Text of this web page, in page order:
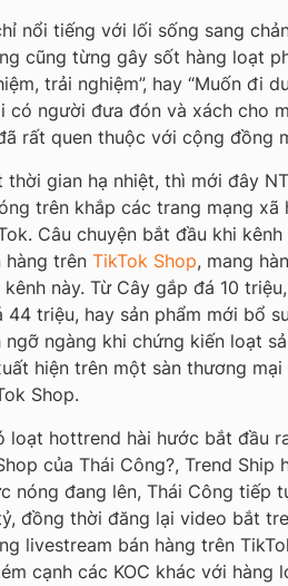
nổi tiếng với lối sống sang
cũng từng gây sốt hàng loạt
trải nghiệm”, hay “Muốn đi
có người đưa đón và xách cho
rất quen thuộc với cộng đồng
thời gian hạ nhiệt, thì mới đây
trên khắp các trang mạng
Câu chuyện bắt đầu khi
hàng trên TikTok Shop, mang
này. Từ Cây gắp đá 10
44 triệu, hay sản phẩm mới bổ
ngỡ ngàng khi chứng kiến loạt
hiện trên một sàn thương
Shop.
loạt hottrend hài hước bắt đầu
của Thái Công?, Trend Ship
nóng đang lên, Thái Công tiếp
đồng thời đăng lại video bắt
livestream bán hàng trên
cạnh các KOC khác với hàng